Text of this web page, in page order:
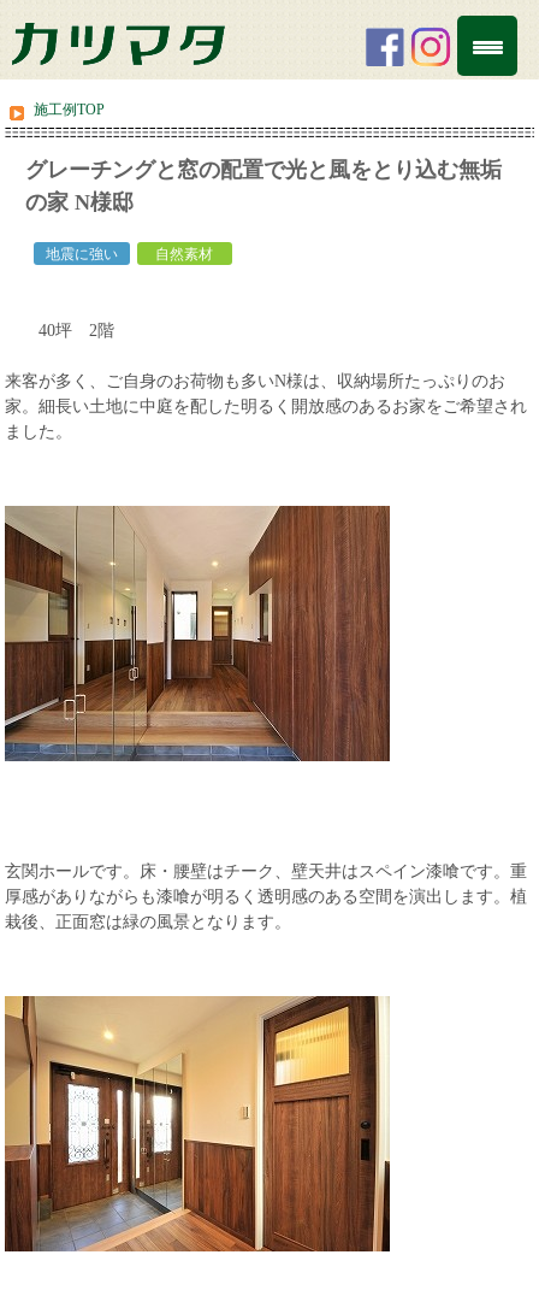
施工例TOP
グレーチングと窓の配置で光と風をとり込む無垢
の家 N様邸
地震に強い 自然素材
40坪 2階
来客が多く、ご自身のお荷物も多いN様は、収納場所たっぷりのお
家。細長い土地に中庭を配した明るく開放感のあるお家をご希望され
ました。
玄関ホールです。床・腰壁はチーク、壁天井はスペイン漆喰です。重
厚感がありながらも漆喰が明るく透明感のある空間を演出します。植
栽後、正面窓は緑の風景となります。